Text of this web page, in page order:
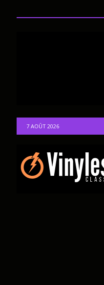
7 AOÛT 2026